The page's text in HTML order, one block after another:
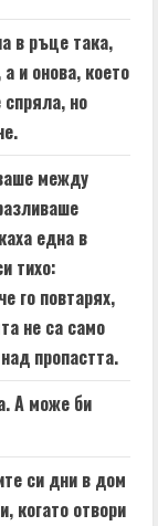
в ръце така,
и онова, което
но
между
една в
тихо:
го повтарях,
не са само
пропастта.
А може би
си дни в дом
когато отвори